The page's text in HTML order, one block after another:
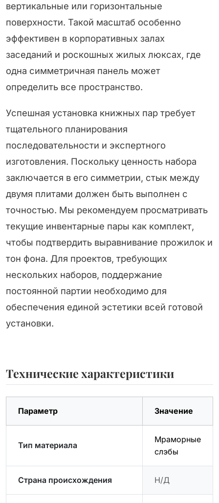
вертикальные или горизонтальные
поверхности. Такой масштаб особенно
эффективен в корпоративных залах
заседаний и роскошных жилых люксах, где
одна симметричная панель может
определить все пространство.
Успешная установка книжных пар требует
тщательного планирования
последовательности и экспертного
изготовления. Поскольку ценность набора
заключается в его симметрии, стык между
двумя плитами должен быть выполнен с
точностью. Мы рекомендуем просматривать
текущие инвентарные пары как комплект,
чтобы подтвердить выравнивание прожилок и
тон фона. Для проектов, требующих
нескольких наборов, поддержание
постоянной партии необходимо для
обеспечения единой эстетики всей готовой
установки.
Технические характеристики
Параметр Значение
Тип материала
Мраморные
слэбы
Страна происхождения Н/Д